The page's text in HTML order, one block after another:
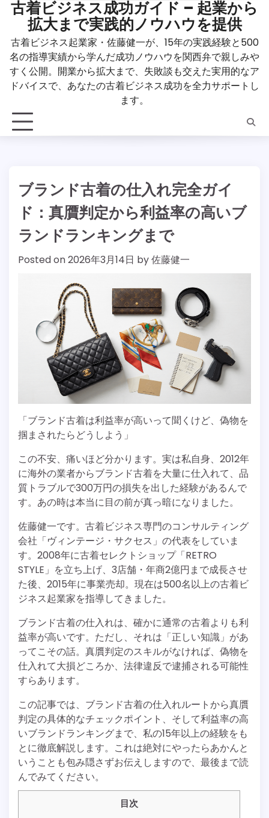
Skip
content
古着ビジネス成功ガイド – 起業から
拡大まで実践的ノウハウを提供
古着ビジネス起業家・佐藤健一が、15年の実践経験と500
名の指導実績から学んだ成功ノウハウを関西弁で親しみや
すく公開。開業から拡大まで、失敗談も交えた実用的なア
ドバイスで、あなたの古着ビジネス成功を全力サポートし
ます。
ブランド古着の仕入れ完全ガイ
ド：真贋判定から利益率の高いブ
ランドランキングまで
Posted on2026年3月14日 by佐藤健一
「ブランド古着は利益率が高いって聞くけど、偽物を
掴まされたらどうしよう」
この不安、痛いほど分かります。実は私自身、2012年
に海外の業者からブランド古着を大量に仕入れて、品
質トラブルで300万円の損失を出した経験があるんで
す。あの時は本当に目の前が真っ暗になりました。
佐藤健一です。古着ビジネス専門のコンサルティング
会社「ヴィンテージ・サクセス」の代表をしていま
す。2008年に古着セレクトショップ「RETRO
STYLE」を立ち上げ、3店舗・年商2億円まで成長させ
た後、2015年に事業売却。現在は500名以上の古着ビ
ジネス起業家を指導してきました。
ブランド古着の仕入れは、確かに通常の古着よりも利
益率が高いです。ただし、それは「正しい知識」があ
ってこその話。真贋判定のスキルがなければ、偽物を
仕入れて大損どころか、法律違反で逮捕される可能性
すらあります。
この記事では、ブランド古着の仕入れルートから真贋
判定の具体的なチェックポイント、そして利益率の高
いブランドランキングまで、私の15年以上の経験をも
とに徹底解説します。これは絶対にやったらあかんと
いうことも包み隠さずお伝えしますので、最後まで読
んでみてください。
目次